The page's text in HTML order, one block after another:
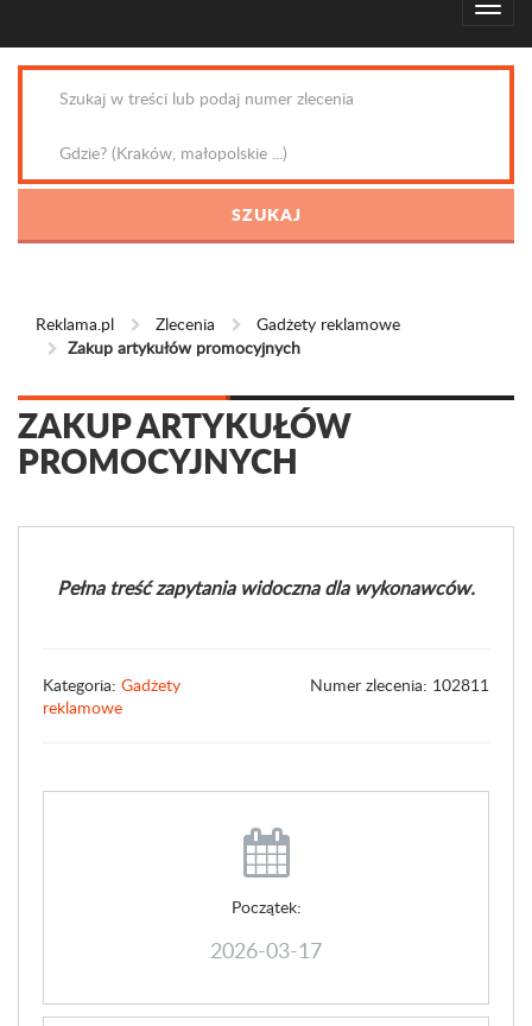
Reklama.pl Zlecenia
Gadżety reklamowe
Zakup artykułów promocyjnych
ZAKUP ARTYKUŁÓW
PROMOCYJNYCH
Pełna treść zapytania widoczna dla wykonawców.
Kategoria: Gadżety
reklamowe
Numer zlecenia: 102811
Początek:
2026-03-17